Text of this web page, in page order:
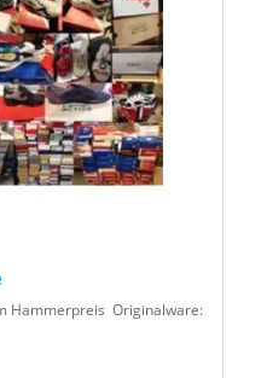
Hammerpreis Originalware: